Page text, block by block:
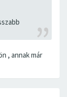
, annak már